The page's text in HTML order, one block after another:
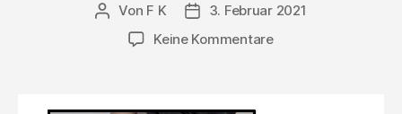
Beitragsautor
Von F K Beitragsdatum
3. Februar 2021
Keine Kommentarezu